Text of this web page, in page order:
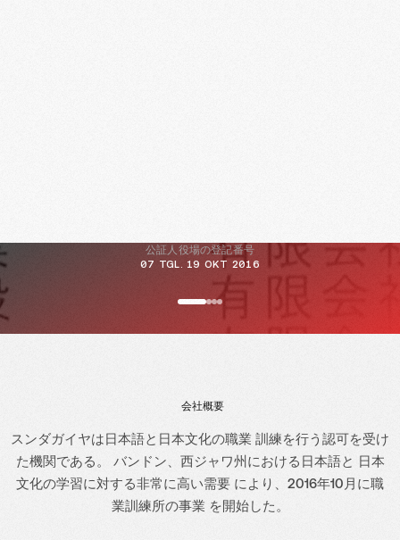
公証人役場の登記番号
07 TGL. 19 OKT 2016
会社概要
スンダガイヤは日本語と日本文化の職業 訓練を行う認可を受け
た機関である。 バンドン、西ジャワ州における日本語と 日本
文化の学習に対する非常に高い需要 により、2016年10月に職
業訓練所の事業 を開始した。